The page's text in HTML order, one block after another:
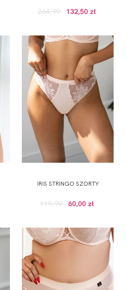
264,99 132,50 zł
IRIS STRINGO SZORTY
119,99 60,00 zł